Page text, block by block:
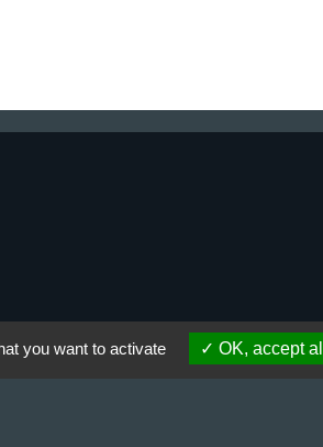
you want to activate OK, accept all